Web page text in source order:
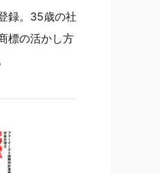
録。35歳の社
標の活かし方